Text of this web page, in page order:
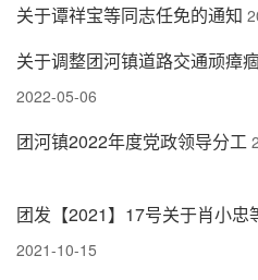
关于谭祥宝等同志任免的通知
关于调整团河镇道路交通顽瘴
2022-05-06
团河镇2022年度党政领导分工
团发【2021】17号关于肖小忠
2021-10-15